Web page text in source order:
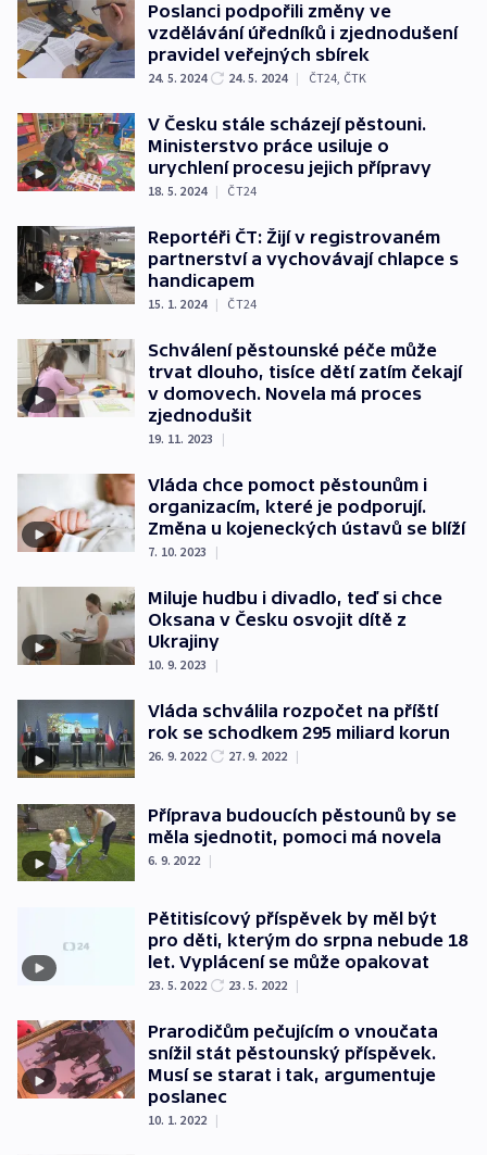
Poslanci podpořili změny ve
vzdělávání úředníků i zjednodušení
pravidel veřejných sbírek
24. 5. 2024 24. 5. 2024 | ČT24, ČTK
V Česku stále scházejí pěstouni.
Ministerstvo práce usiluje o
urychlení procesu jejich přípravy
18. 5. 2024 | ČT24
Reportéři ČT: Žijí v registrovaném
partnerství a vychovávají chlapce s
handicapem
15. 1. 2024 | ČT24
Schválení pěstounské péče může
trvat dlouho, tisíce dětí zatím čekají
v domovech. Novela má proces
zjednodušit
19. 11. 2023 |
Vláda chce pomoct pěstounům i
organizacím, které je podporují.
Změna u kojeneckých ústavů se blíží
7. 10. 2023 |
Miluje hudbu i divadlo, teď si chce
Oksana v Česku osvojit dítě z
Ukrajiny
10. 9. 2023 |
Vláda schválila rozpočet na příští
rok se schodkem 295 miliard korun
26. 9. 2022 27. 9. 2022 |
Příprava budoucích pěstounů by se
měla sjednotit, pomoci má novela
6. 9. 2022 |
Pětitisícový příspěvek by měl být
pro děti, kterým do srpna nebude 18
let. Vyplácení se může opakovat
23. 5. 2022 23. 5. 2022 |
Prarodičům pečujícím o vnoučata
snížil stát pěstounský příspěvek.
Musí se starat i tak, argumentuje
poslanec
10. 1. 2022 |